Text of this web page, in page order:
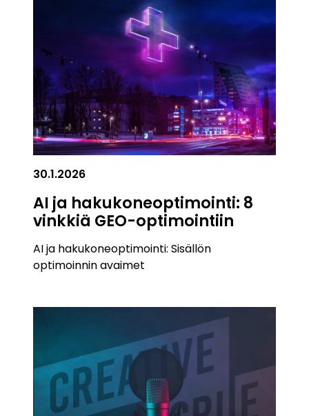
30.1.2026
AI ja hakukoneoptimointi: 8
vinkkiä GEO-optimointiin
AI ja hakukoneoptimointi: Sisällön
optimoinnin avaimet